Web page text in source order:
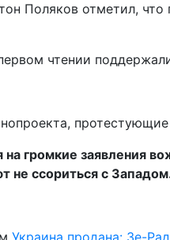
Поляков отметил,
чтении
громкие заявления
не ссориться с